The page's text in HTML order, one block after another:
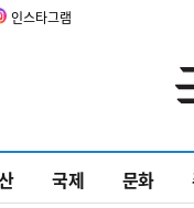
인스타그램
국제 문화